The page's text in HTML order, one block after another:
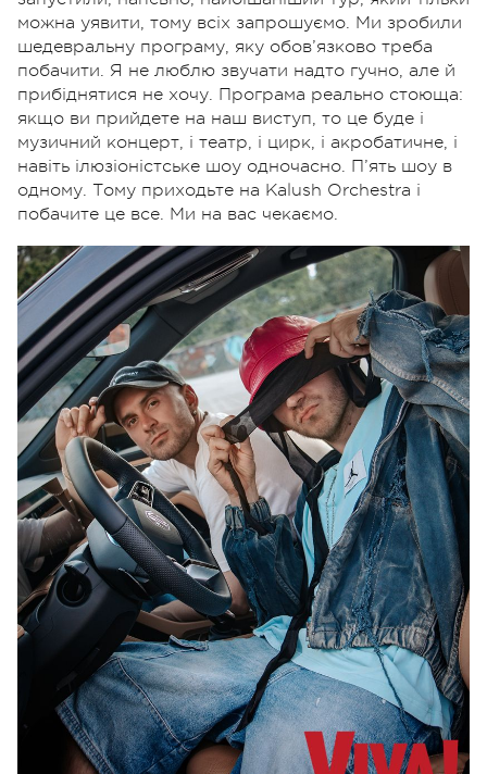
можна уявити, тому всіх запрошуємо. Ми зробили
шедевральну програму, яку обов’язково треба
побачити. Я не люблю звучати надто гучно, але й
прибіднятися не хочу. Програма реально стоюща:
якщо ви прийдете на наш виступ, то це буде і
музичний концерт, і театр, і цирк, і акробатичне, і
навіть ілюзіоністське шоу одночасно. П’ять шоу в
одному. Тому приходьте на Kalush Orchestra і
побачите це все. Ми на вас чекаємо.